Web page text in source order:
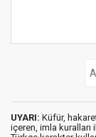
UYARI: Küfür,
içeren, imla kuralları